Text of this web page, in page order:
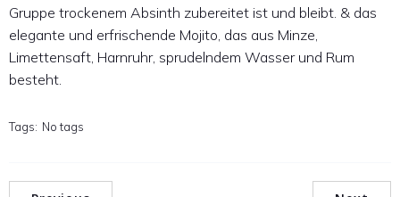
Gruppe trockenem Absinth zubereitet ist und bleibt. & das
elegante und erfrischende Mojito, das aus Minze,
Limettensaft, Harnruhr, sprudelndem Wasser und Rum
besteht.
Tags: No tags